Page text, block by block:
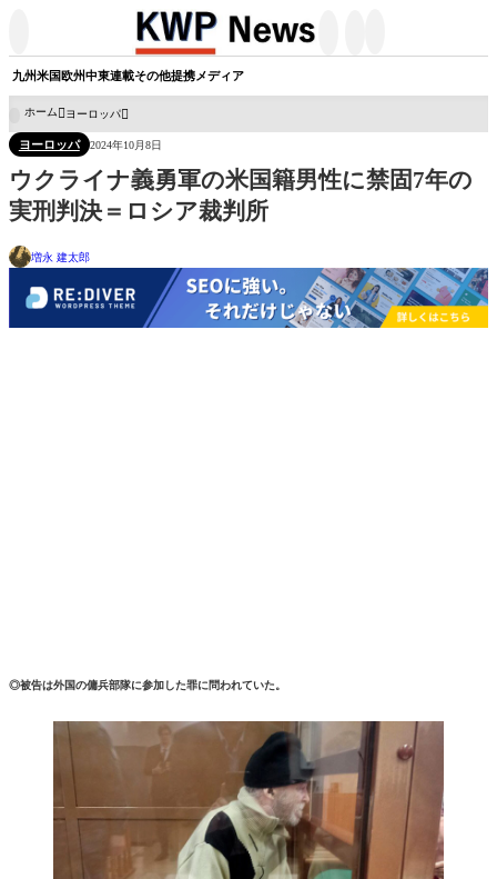
九州米国欧州中東連載その他提携メディア
ホーム ヨーロッパ
ヨーロッパ 2024年10月8日
ウクライナ義勇軍の米国籍男性に禁固7年の
実刑判決＝ロシア裁判所
増永 建太郎
◎被告は外国の傭兵部隊に参加した罪に問われていた。